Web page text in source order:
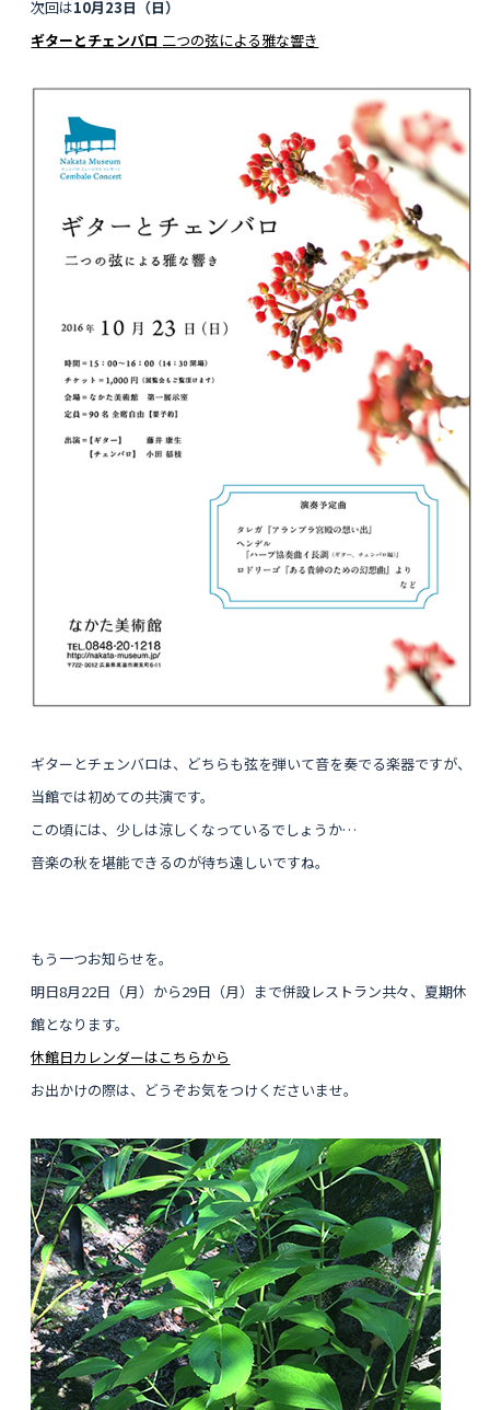
次回は10月23日（日）
ギターとチェンバロ 二つの弦による雅な響き
ギターとチェンバロは、どちらも弦を弾いて音を奏でる楽器ですが、
当館では初めての共演です。
この頃には、少しは涼しくなっているでしょうか…
音楽の秋を堪能できるのが待ち遠しいですね。
もう一つお知らせを。
明日8月22日（月）から29日（月）まで併設レストラン共々、夏期休
館となります。
休館日カレンダーはこちらから
お出かけの際は、どうぞお気をつけくださいませ。